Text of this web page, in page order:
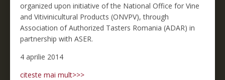
organized upon initiative of the National Office for Vine
and Vitivinicultural Products (ONVPV), through
Association of Authorized Tasters Romania (ADAR) in
partnership with ASER.
4 aprilie 2014
citeste mai mult>>>